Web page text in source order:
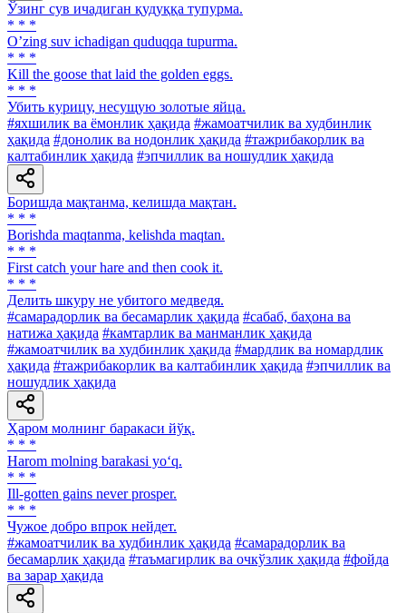
Ўзинг сув ичадиган қудуққа тупурма.
* * *
Oʼzing suv ichadigan quduqqa tupurma.
* * *
Kill the goose that laid the golden eggs.
* * *
Убить курицу, несущую золотые яйца.
#яхшилик ва ёмонлик ҳақида #жамоатчилик ва худбинлик
ҳақида #донолик ва нодонлик ҳақида #тажрибакорлик ва
калтабинлик ҳақида #эпчиллик ва ношудлик ҳақида
Боришда мақтанма, келишда мақтан.
* * *
Borishda maqtanma, kelishda maqtan.
* * *
First catch your hare and then cook it.
* * *
Делить шкуру не убитого медведя.
#самарадорлик ва бесамарлик ҳақида #сабаб, баҳона ва
натижа ҳақида #камтарлик ва манманлик ҳақида
#жамоатчилик ва худбинлик ҳақида #мардлик ва номардлик
ҳақида #тажрибакорлик ва калтабинлик ҳақида #эпчиллик ва
ношудлик ҳақида
Ҳаром молнинг баракаси йўқ.
* * *
Harom molning barakasi yo‘q.
* * *
Ill-gotten gains never prosper.
* * *
Чужое добро впрок нейдет.
#жамоатчилик ва худбинлик ҳақида #самарадорлик ва
бесамарлик ҳақида #таъмагирлик ва очкўзлик ҳақида #фойда
ва зарар ҳақида